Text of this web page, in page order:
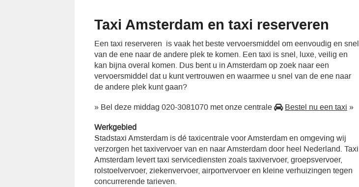
Taxi Amsterdam en taxi reserveren
Een taxi reserveren is vaak het beste vervoersmiddel om eenvoudig en snel
van de ene naar de andere plek te komen. Een taxi is snel, luxe, veilig en
kan bijna overal komen. Dus bent u in Amsterdam op zoek naar een
vervoersmiddel dat u kunt vertrouwen en waarmee u snel van de ene naar
de andere plek kunt gaan?
» Bel deze middag 020-3081070 met onze centrale
Bestel nu een taxi »
Werkgebied
Stadstaxi Amsterdam is dé taxicentrale voor Amsterdam en omgeving wij
verzorgen het taxivervoer van en naar Amsterdam door heel Nederland. Taxi
Amsterdam levert taxi servicediensten zoals taxivervoer, groepsvervoer,
rolstoelvervoer, ziekenvervoer, airportvervoer en kleine verhuizingen tegen
concurrerende tarieven.